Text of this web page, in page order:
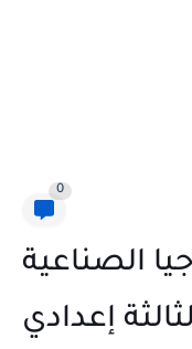
0
الصناعية
إعدادي